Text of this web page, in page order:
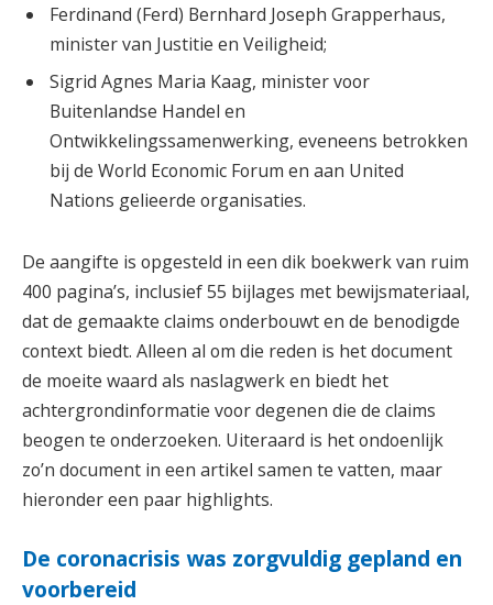
Ferdinand (Ferd) Bernhard Joseph Grapperhaus,
minister van Justitie en Veiligheid;
Sigrid Agnes Maria Kaag, minister voor
Buitenlandse Handel en
Ontwikkelingssamenwerking, eveneens betrokken
bij de World Economic Forum en aan United
Nations gelieerde organisaties.
De aangifte is opgesteld in een dik boekwerk van ruim
400 pagina’s, inclusief 55 bijlages met bewijsmateriaal,
dat de gemaakte claims onderbouwt en de benodigde
context biedt. Alleen al om die reden is het document
de moeite waard als naslagwerk en biedt het
achtergrondinformatie voor degenen die de claims
beogen te onderzoeken. Uiteraard is het ondoenlijk
zo’n document in een artikel samen te vatten, maar
hieronder een paar highlights.
De coronacrisis was zorgvuldig gepland en
voorbereid